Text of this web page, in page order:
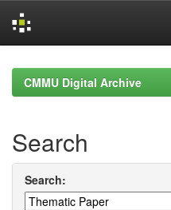
navigationCMMU Digital Archive
Search
Search: